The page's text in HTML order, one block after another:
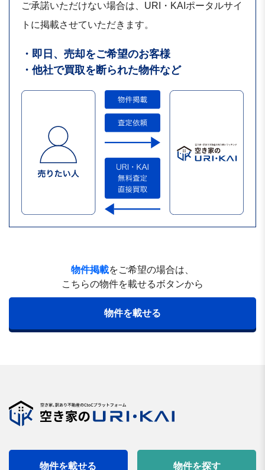
ご承諾いただけない場合は、URI・KAIポータルサイ
トに掲載させていただきます。
・即日、売却をご希望のお客様
・他社で買取を断られた物件など
物件掲載をご希望の場合は、
こちらの物件を載せるボタンから
物件を載せる
物件を載せる 物件を探す